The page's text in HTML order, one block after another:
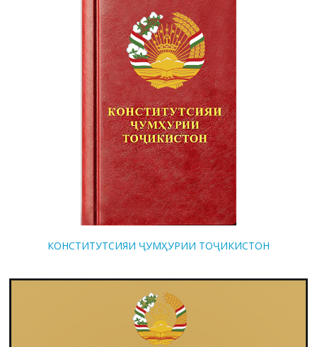
КОНСТИТУТСИЯИ ҶУМҲУРИИ ТОҶИКИСТОН